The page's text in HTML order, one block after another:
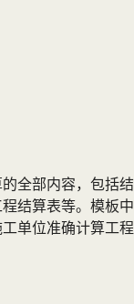
全部内容，包括结
结算表等。模板中
单位准确计算工程